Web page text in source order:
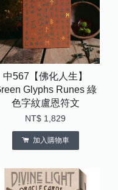
中567【佛化人生】
Glyphs Runes 綠
色字紋盧恩符文
NT$ 1,829
加入購物車